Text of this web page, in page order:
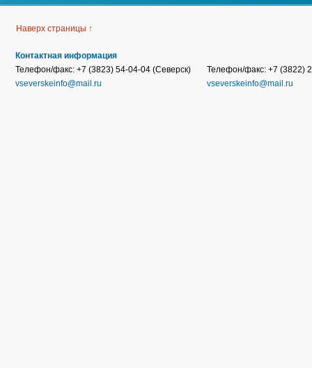
Наверх страницы ↑
Контактная информация
Телефон/факс: +7 (3823) 54-04-04 (Северск)
vseverskeinfo@mail.ru
Телефон/факс: +7 (3822)
vseverskeinfo@mail.ru